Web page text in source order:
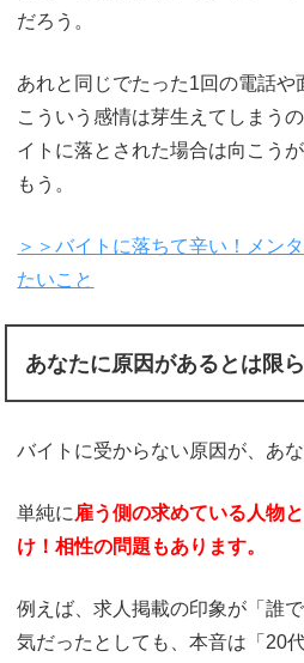
だろう。
あれと同じでたった1回の電話や
こういう感情は芽生えてしまう
イトに落とされた場合は向こう
もう。
＞＞バイトに落ちて辛い！メン
たいこと
あなたに原因があるとは限ら
バイトに受からない原因が、あ
単純に 雇う側の求めている人物
け！相性の問題もあります。
例えば、求人掲載の印象が「誰
気だったとしても、本音は「20